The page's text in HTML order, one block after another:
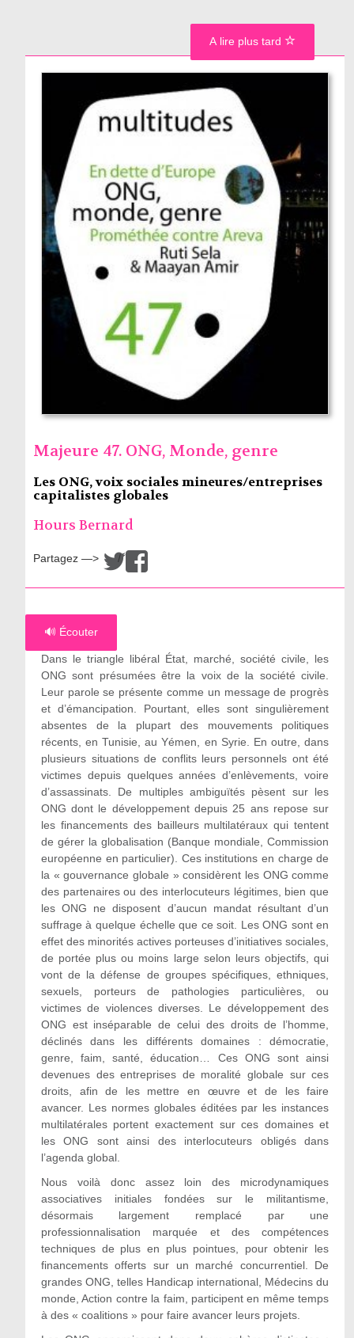
Majeure 47. ONG, Monde, genre
Les ONG, voix sociales mineures/entreprises
capitalistes globales
Hours Bernard
Partagez —> /
🔊 Écouter
Dans le triangle libéral État, marché, société civile, les
ONG sont présumées être la voix de la société civile.
Leur parole se présente comme un message de progrès
et d’émancipation. Pourtant, elles sont singulièrement
absentes de la plupart des mouvements politiques
récents, en Tunisie, au Yémen, en Syrie. En outre, dans
plusieurs situations de conflits leurs personnels ont été
victimes depuis quelques années d’enlèvements, voire
d’assassinats. De multiples ambiguïtés pèsent sur les
ONG dont le développement depuis 25 ans repose sur
les financements des bailleurs multilatéraux qui tentent
de gérer la globalisation (Banque mondiale, Commission
européenne en particulier). Ces institutions en charge de
la « gouvernance globale » considèrent les ONG comme
des partenaires ou des interlocuteurs légitimes, bien que
les ONG ne disposent d’aucun mandat résultant d’un
suffrage à quelque échelle que ce soit. Les ONG sont en
effet des minorités actives porteuses d’initiatives sociales,
de portée plus ou moins large selon leurs objectifs, qui
vont de la défense de groupes spécifiques, ethniques,
sexuels, porteurs de pathologies particulières, ou
victimes de violences diverses. Le développement des
ONG est inséparable de celui des droits de l’homme,
déclinés dans les différents domaines : démocratie,
genre, faim, santé, éducation… Ces ONG sont ainsi
devenues des entreprises de moralité globale sur ces
droits, afin de les mettre en œuvre et de les faire
avancer. Les normes globales éditées par les instances
multilatérales portent exactement sur ces domaines et
les ONG sont ainsi des interlocuteurs obligés dans
l’agenda global.
Nous voilà donc assez loin des microdynamiques
associatives initiales fondées sur le militantisme,
désormais largement remplacé par une
professionnalisation marquée et des compétences
techniques de plus en plus pointues, pour obtenir les
financements offerts sur un marché concurrentiel. De
grandes ONG, telles Handicap international, Médecins du
monde, Action contre la faim, participent en même temps
à des « coalitions » pour faire avancer leurs projets.
A lire plus tard